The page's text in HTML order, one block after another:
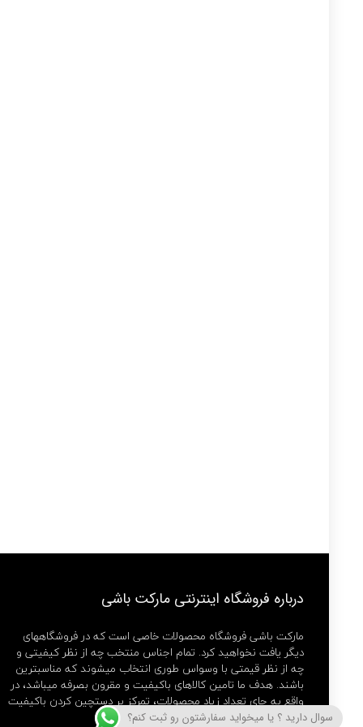
درباره فروشگاه اینترنتی مارکت باشی
مارکت باشی فروشگاه محصولات خاصی است که در فروشگاههای
دیگر یافت نخواهید کرد. تمام اجناس منتخب چه از نظر کیفیتی و
چه از نظر قیمتی با وسواس طوری انتخاب میشوند که مناسبترین
باشند. هدف ما تامین کالاهای باکیفیت و مقرون بصرفه میباشد، در
واقع به جای تعداد زیاد محصولات، تمرکز بر دستچین کردن باکیفیت
ترین ها داریم.
سوال دارید ؟ یا میخواید سفارشتون رو ثبت کنم؟